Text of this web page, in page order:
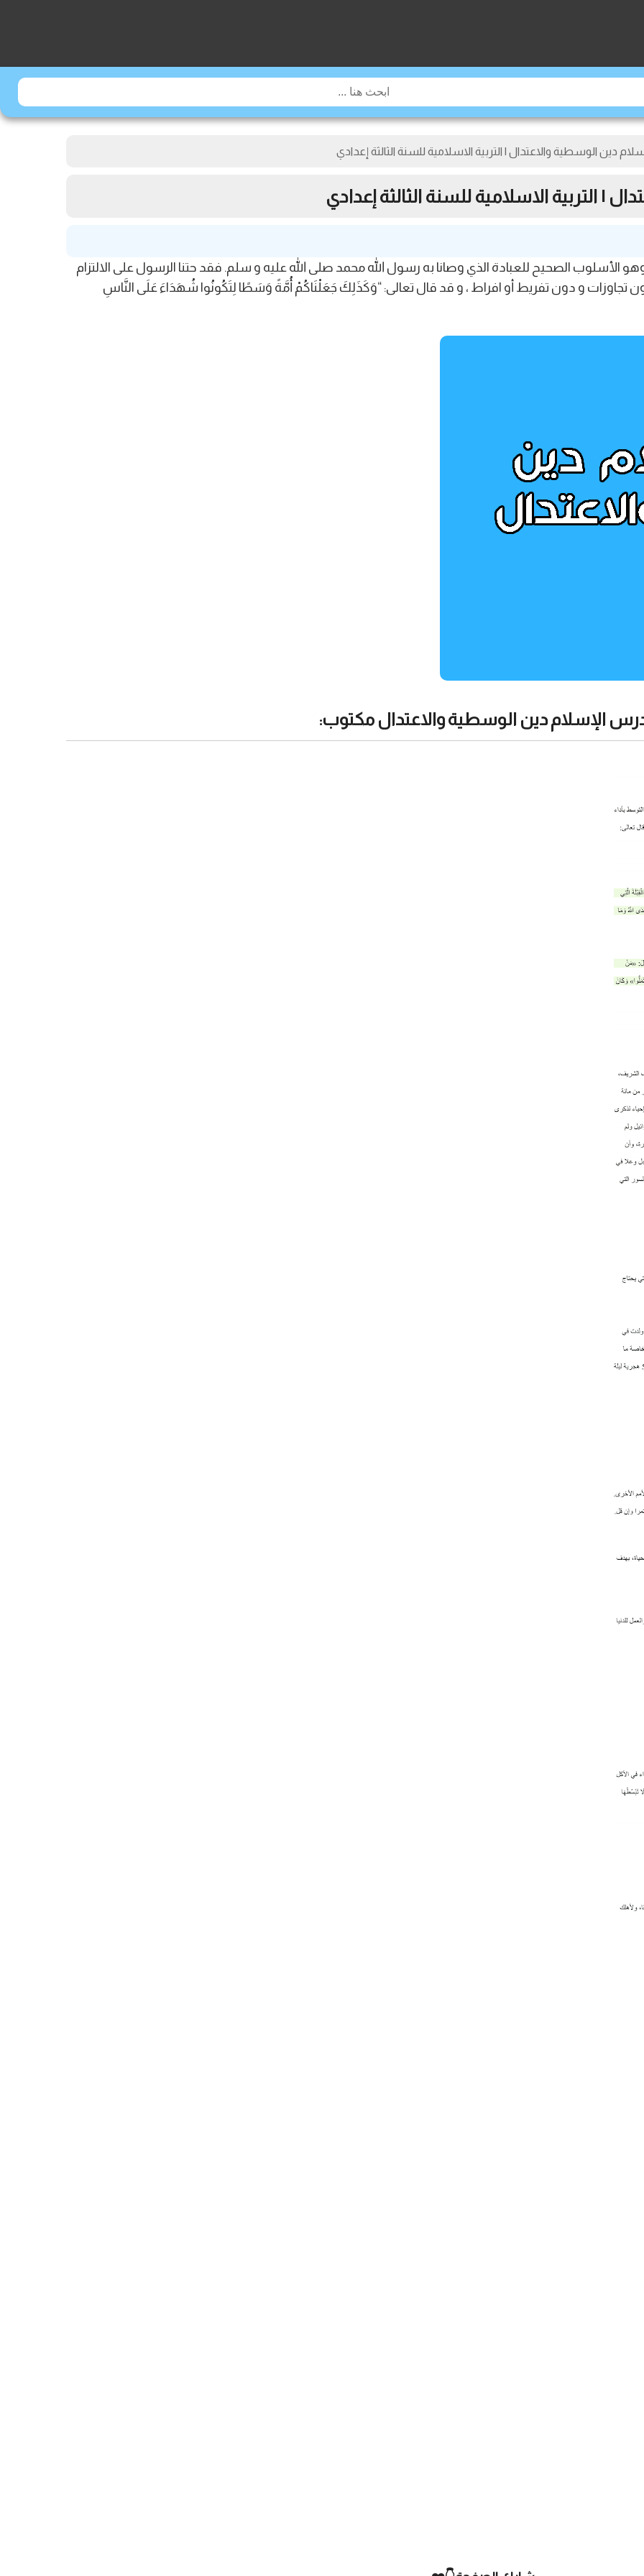
دين الوسطية والاعتدال | التربية الاسلامية للسنة الثالثة إعدادي
| التربية الاسلامية للسنة الثالثة إعدادي
الأسلوب الصحيح للعبادة الذي وصانا به رسول الله محمد صلى الله عليه و سلم. فقد حتنا الرسول على الالتزام
تجاوزات و دون تفريط أو افراط ، و قد قال تعالى: “وَكَذَلِكَ جَعَلْنَاكُمْ أُمَّةً وَسَطًا لِتَكُونُوا شُهَدَاءَ عَلَى النَّاسِ
الإسلام دين الوسطية والاعتدال مكتوب: